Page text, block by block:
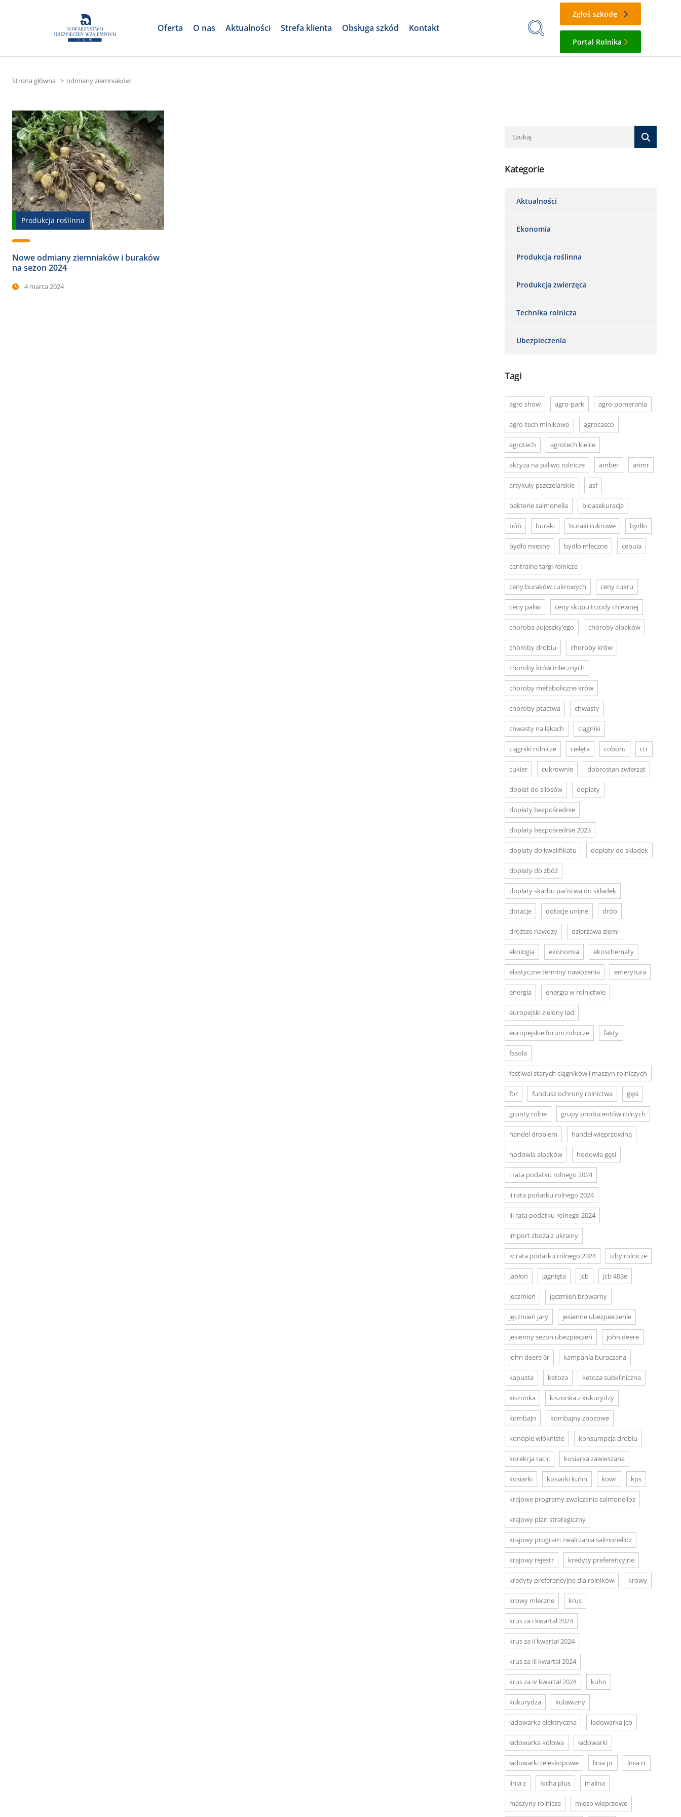
Oferta O nas Aktualności Strefa klienta Obsługa szkód Kontakt
Zgłoś szkodę
Portal Rolnika
Strona główna > odmiany ziemniaków
Produkcja roślinna
Nowe odmiany ziemniaków i buraków
na sezon 2024
4 marca 2024
Kategorie
Aktualności
Ekonomia
Produkcja roślinna
Produkcja zwierzęca
Technika rolnicza
Ubezpieczenia
Tagi
agro show agro-park agro-pomerania
agro-tech minikowo agrocasco
agrotech agrotech kielce
akcyza na paliwo rolnicze amber arimr
artykuły pszczelarskie asf
bakterie salmonella bioasekuracja
bób buraki buraki cukrowe bydło
bydło mięsne bydło mleczne cebula
centralne targi rolnicze
ceny buraków cukrowych ceny cukru
ceny paliw ceny skupu trzody chlewnej
choroba aujeszky’ego choroby alpaków
choroby drobiu choroby krów
choroby krów mlecznych
choroby metaboliczne krów
choroby ptactwa chwasty
chwasty na łąkach ciągniki
ciągniki rolnicze cielęta coboru ctr
cukier cukrownie dobrostan zwierząt
dopłat do silosów dopłaty
dopłaty bezpośrednie
dopłaty bezpośrednie 2023
dopłaty do kwalifikatu dopłaty do składek
dopłaty do zbóż
dopłaty skarbu państwa do składek
dotacje dotacje unijne drób
droższe nawozy dzierżawa ziemi
ekologia ekonomia ekoschematy
elastyczne terminy nawożenia emerytura
energia energia w rolnictwie
europejski zielony ład
europejskie forum rolnicze fakty
fasola
festiwal starych ciągników i maszyn rolniczych
for fundusz ochrony rolnictwa gęsi
grunty rolne grupy producentów rolnych
handel drobiem handel wieprzowiną
hodowla alpaków hodowla gęsi
i rata podatku rolnego 2024
ii rata podatku rolnego 2024
iii rata podatku rolnego 2024
import zboża z ukrainy
iv rata podatku rolnego 2024 izby rolnicze
jabłoń jagnięta jcb jcb 403e
jeczmień jęczmień browarny
jęczmień jary jesienne ubezpieczenie
jesienny sezon ubezpieczeń john deere
john deere 6r kampania buraczana
kapusta ketoza ketoza subkliniczna
kiszonka kiszonka z kukurydzy
kombajn kombajny zbożowe
konopie włókniste konsumpcja drobiu
korekcja racic kosiarka zawieszana
kosiarki kosiarki kuhn kowr kps
krajowe programy zwalczania salmonelloz
krajowy plan strategiczny
krajowy program zwalczania salmonelloz
krajowy rejestr kredyty preferencyjne
kredyty preferencyjne dla rolników krowy
krowy mleczne krus
krus za i kwartał 2024
krus za ii kwartał 2024
krus za iii kwartał 2024
krus za iv kwartał 2024 kuhn
kukurydza kulawizny
ładowarka elektryczna ładowarka jcb
ładowarka kołowa ładowarki
ładowarki teleskopowe linia pr linia rr
linia z locha plus malina
maszyny rolnicze mięso wieprzowe